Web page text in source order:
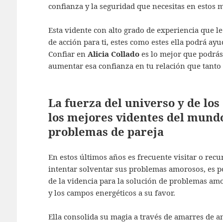
confianza y la seguridad que necesitas en estos
Esta vidente con alto grado de experiencia que
de acción para ti, estes como estes ella podrá
Confiar en Alicia Colladoes lo mejor que
aumentar esa confianza en tu relación que tanto
La fuerza del universo y de los
los mejores videntes del
problemas de pareja
En estos últimos años es frecuente visitar o
intentar solventar sus problemas amorosos, es
de la videncia para la solución de problemas
y los campos energéticos a su favor.
Ella consolida su magia a través de amarres de